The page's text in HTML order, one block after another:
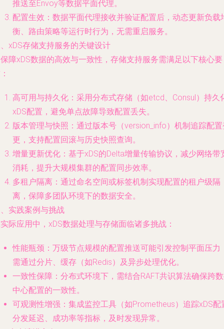
推送至Envoy等数据平面代理。
配置生效：数据平面代理接收并验证配置后，动态更新负载
衡、路由策略等运行时行为，无需重启服务。
xDS存储支持服务的关键设计
障xDS数据的高效与一致性，存储支持服务需满足以下核心要
高可用与持久化：采用分布式存储（如etcd、Consul）持久
xDS配置，避免单点故障导致配置丢失。
版本管理与快照：通过版本号（version_info）机制追踪配
更，支持配置回滚与历史快照查询。
增量更新优化：基于xDS的Delta增量传输协议，减少网络带
消耗，提升大规模集群的配置同步效率。
多租户隔离：通过命名空间或标签机制实现配置的租户级隔
离，保障多团队环境下的数据安全。
实践案例与挑战
际应用中，xDS数据处理与存储面临诸多挑战：
性能瓶颈：万级节点规模的配置推送可能引发控制平面压力
需通过分片、缓存（如Redis）及异步处理优化。
一致性保障：分布式环境下，需结合RAFT共识算法确保跨
中心配置的一致性。
可观测性增强：集成监控工具（如Prometheus）追踪xDS配
分发延迟、成功率等指标，及时发现异常。